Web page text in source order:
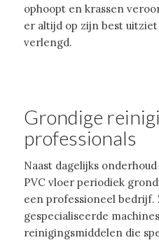
ophoopt en krassen
er altijd op zijn best
verlengd.
Grondige
professionals
Naast dagelijks
PVC vloer periodiek
een professioneel bedrijf.
gespecialiseerde
reinigingsmiddelen die